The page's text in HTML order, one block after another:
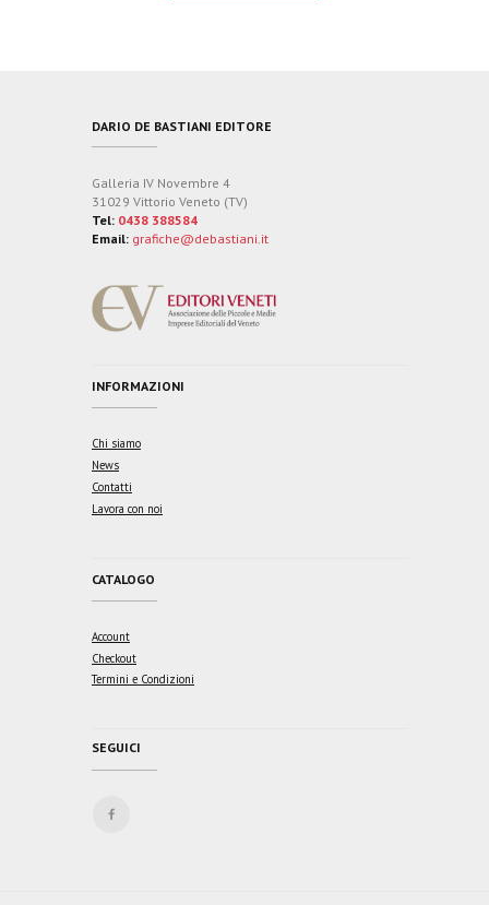
DARIO DE BASTIANI EDITORE
Galleria IV Novembre 4
31029 Vittorio Veneto (TV)
Tel: 0438 388584
Email: grafiche@debastiani.it
INFORMAZIONI
Chi siamo
News
Contatti
Lavora con noi
CATALOGO
Account
Checkout
Termini e Condizioni
SEGUICI